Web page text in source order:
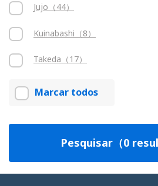
Jujo（44）
Kuinabashi（8）
Takeda（17）
Marcar todos
Pesquisar（0